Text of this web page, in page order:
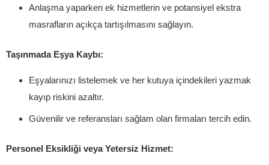
Anlaşma yaparken ek hizmetlerin ve potansiyel ekstra
masrafların açıkça tartışılmasını sağlayın.
Taşınmada Eşya Kaybı:
Eşyalarınızı listelemek ve her kutuya içindekileri yazmak
kayıp riskini azaltır.
Güvenilir ve referansları sağlam olan firmaları tercih edin.
Personel Eksikliği veya Yetersiz Hizmet: